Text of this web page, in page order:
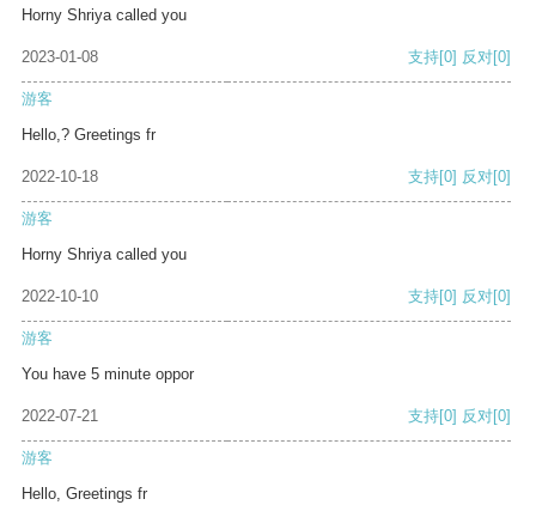
Horny Shriya called you
2023-01-08 支持[0] 反对[0]
游客
Hello,? Greetings fr
2022-10-18 支持[0] 反对[0]
游客
Horny Shriya called you
2022-10-10 支持[0] 反对[0]
游客
You have 5 minute oppor
2022-07-21 支持[0] 反对[0]
游客
Hello, Greetings fr